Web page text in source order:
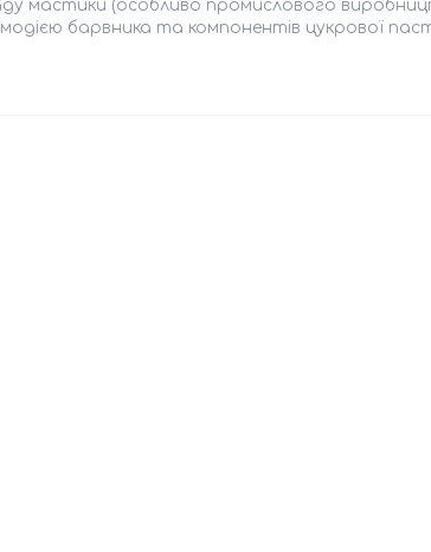
мастики (особливо промислового
барвника та компонентів цукрової